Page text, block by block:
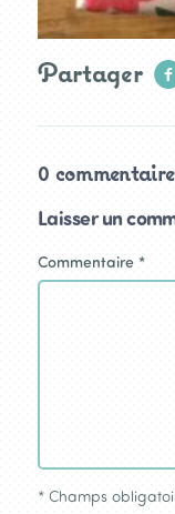
Partager
0 commentaire
Laisser un
Commentaire *
* Champs